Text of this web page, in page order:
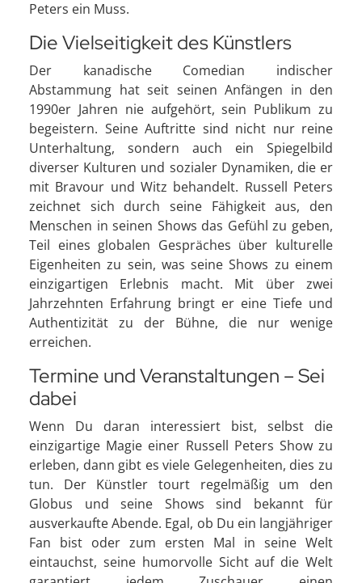
Peters ein Muss.
Die Vielseitigkeit des Künstlers
Der kanadische Comedian indischer
Abstammung hat seit seinen Anfängen in den
1990er Jahren nie aufgehört, sein Publikum zu
begeistern. Seine Auftritte sind nicht nur reine
Unterhaltung, sondern auch ein Spiegelbild
diverser Kulturen und sozialer Dynamiken, die er
mit Bravour und Witz behandelt. Russell Peters
zeichnet sich durch seine Fähigkeit aus, den
Menschen in seinen Shows das Gefühl zu geben,
Teil eines globalen Gespräches über kulturelle
Eigenheiten zu sein, was seine Shows zu einem
einzigartigen Erlebnis macht. Mit über zwei
Jahrzehnten Erfahrung bringt er eine Tiefe und
Authentizität zu der Bühne, die nur wenige
erreichen.
Termine und Veranstaltungen – Sei
dabei
Wenn Du daran interessiert bist, selbst die
einzigartige Magie einer Russell Peters Show zu
erleben, dann gibt es viele Gelegenheiten, dies zu
tun. Der Künstler tourt regelmäßig um den
Globus und seine Shows sind bekannt für
ausverkaufte Abende. Egal, ob Du ein langjähriger
Fan bist oder zum ersten Mal in seine Welt
eintauchst, seine humorvolle Sicht auf die Welt